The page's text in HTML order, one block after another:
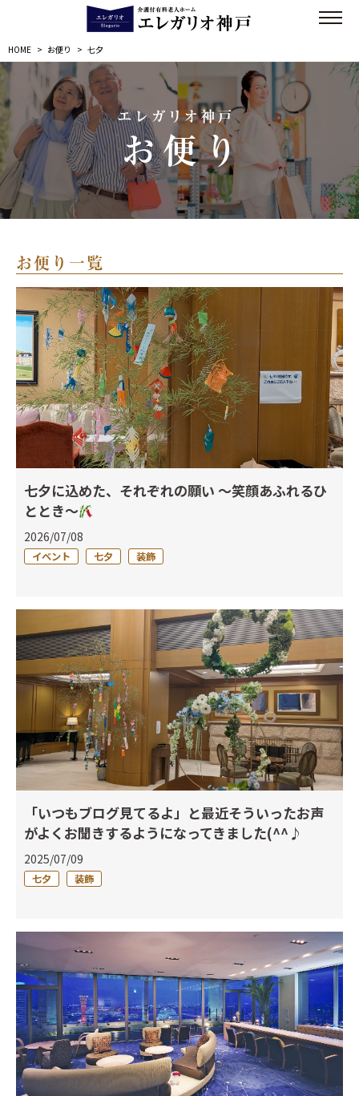
HOME > お便り > 七夕
エレガリオ神戸
お便り
お便り一覧
七夕に込めた、それぞれの願い ～笑顔あふれるひ
ととき～
2026/07/08
イベント 七夕 装飾
「いつもブログ見てるよ」と最近そういったお声
がよくお聞きするようになってきました(^^♪
2025/07/09
七夕 装飾